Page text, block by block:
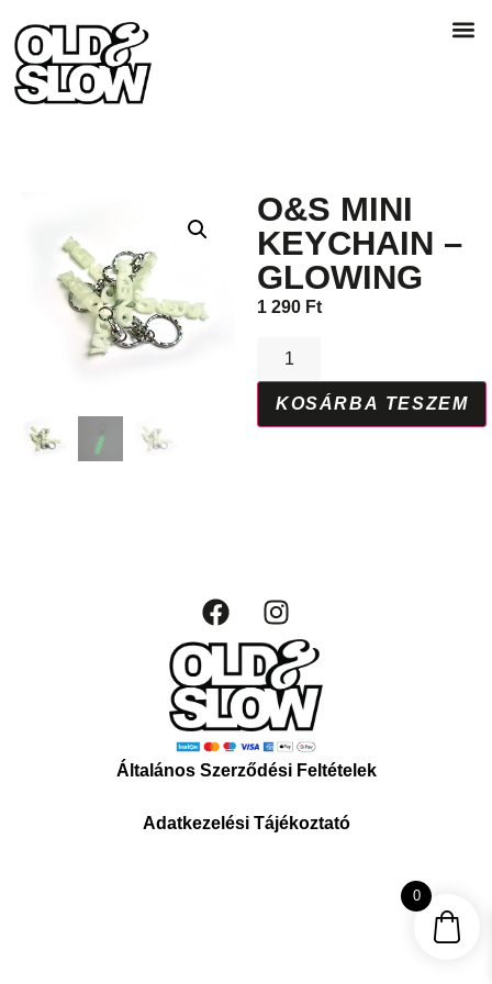
O&S MINI
KEYCHAIN –
GLOWING
1 290 Ft
KOSÁRBA TESZEM
Általános Szerződési Feltételek
Adatkezelési Tájékoztató
0